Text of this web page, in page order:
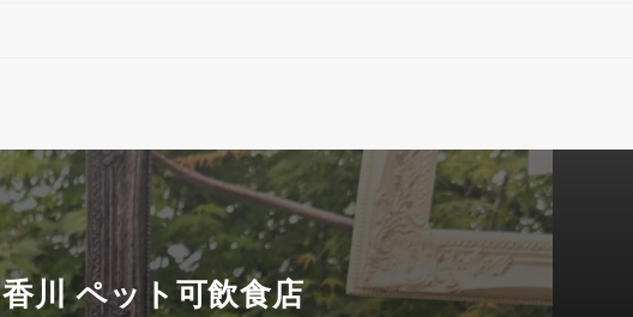
香川 ペット可飲食店